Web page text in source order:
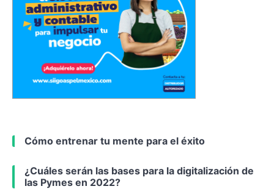
Cómo entrenar tu mente para el éxito
¿Cuáles serán las bases para la digitalización de
las Pymes en 2022?